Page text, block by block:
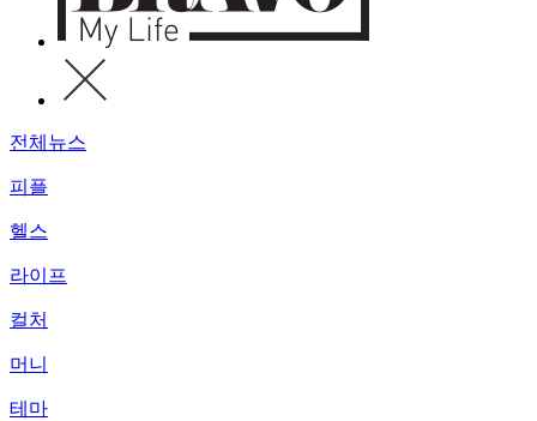
전체뉴스
피플
헬스
라이프
컬처
머니
테마